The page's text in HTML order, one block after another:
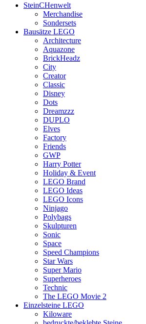
SteinCHenwelt
Merchandise
Sondersets
Bausätze LEGO
Architecture
Aquazone
BrickHeadz
City
Creator
Classic
Disney
Dots
Dreamzzz
DUPLO
Elves
Factory
Friends
GWP
Harry Potter
Holiday & Event
LEGO Brand
LEGO Ideas
LEGO Icons
Ninjago
Polybags
Skulpturen
Sonic
Space
Speed Champions
Star Wars
Super Mario
Superheroes
Technic
The LEGO Movie 2
Einzelsteine LEGO
Kiloware